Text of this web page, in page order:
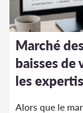
Marché
baisses
les
Alors que le